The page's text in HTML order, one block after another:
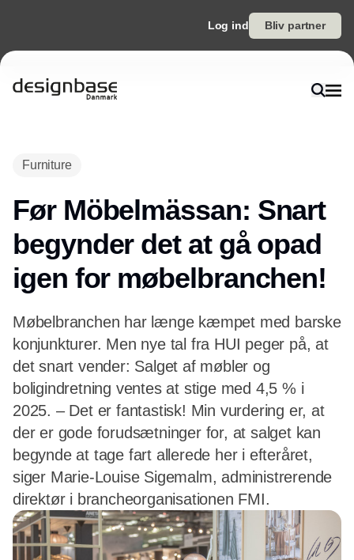
Log ind Bliv partner
Furniture
Før Möbelmässan: Snart
begynder det at gå opad
igen for møbelbranchen!
Møbelbranchen har længe kæmpet med barske
konjunkturer. Men nye tal fra HUI peger på, at
det snart vender: Salget af møbler og
boligindretning ventes at stige med 4,5 % i
2025. – Det er fantastisk! Min vurdering er, at
der er gode forudsætninger for, at salget kan
begynde at tage fart allerede her i efteråret,
siger Marie-Louise Sigemalm, administrerende
direktør i brancheorganisationen FMI.